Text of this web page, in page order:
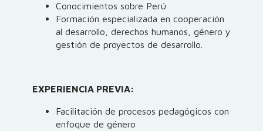
Conocimientos sobre Perú
Formación especializada en cooperación
al desarrollo, derechos humanos, género y
gestión de proyectos de desarrollo.
EXPERIENCIA PREVIA:
Facilitación de procesos pedagógicos con
enfoque de género